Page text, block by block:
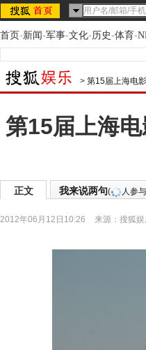
首页-新闻-军事-文化-历史-体育-
> 第15届上海电
第15届上海
正文 我来说两句( 人参
2012年06月12日10:26 来源： 搜狐